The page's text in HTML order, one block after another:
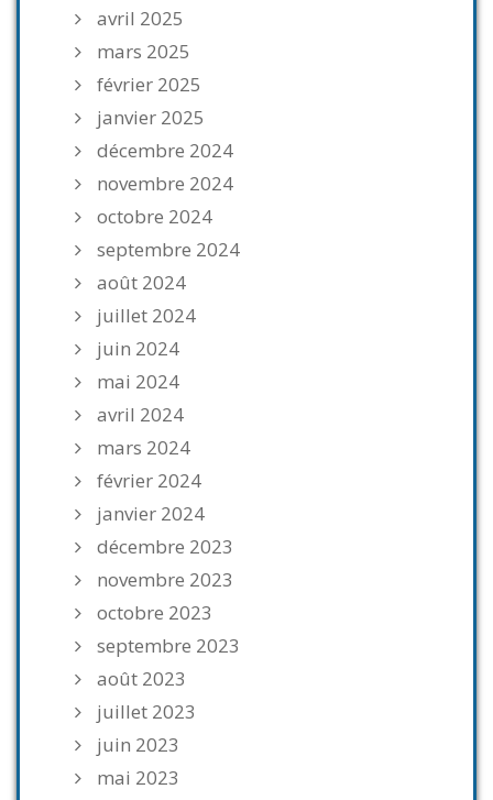
avril 2025
mars 2025
février 2025
janvier 2025
décembre 2024
novembre 2024
octobre 2024
septembre 2024
août 2024
juillet 2024
juin 2024
mai 2024
avril 2024
mars 2024
février 2024
janvier 2024
décembre 2023
novembre 2023
octobre 2023
septembre 2023
août 2023
juillet 2023
juin 2023
mai 2023